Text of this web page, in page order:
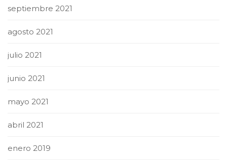
septiembre 2021
agosto 2021
julio 2021
junio 2021
mayo 2021
abril 2021
enero 2019